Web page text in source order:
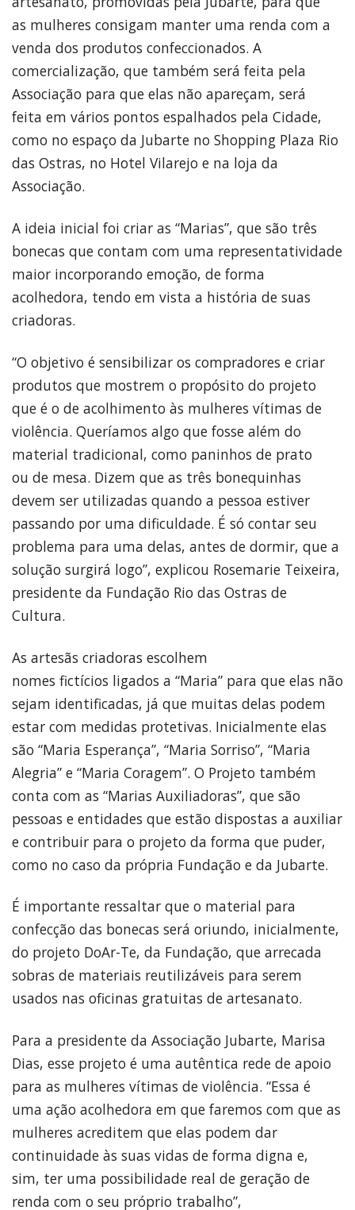
as mulheres consigam manter uma renda com a
venda dos produtos confeccionados. A
comercialização, que também será feita pela
Associação para que elas não apareçam, será
feita em vários pontos espalhados pela Cidade,
como no espaço da Jubarte no Shopping Plaza Rio
das Ostras, no Hotel Vilarejo e na loja da
Associação.
A ideia inicial foi criar as “Marias”, que são três
bonecas que contam com uma representatividade
maior incorporando emoção, de forma
acolhedora, tendo em vista a história de suas
criadoras.
“O objetivo é sensibilizar os compradores e criar
produtos que mostrem o propósito do projeto
que é o de acolhimento às mulheres vítimas de
violência. Queríamos algo que fosse além do
material tradicional, como paninhos de prato
ou de mesa. Dizem que as três bonequinhas
devem ser utilizadas quando a pessoa estiver
passando por uma dificuldade. É só contar seu
problema para uma delas, antes de dormir, que a
solução surgirá logo”, explicou Rosemarie Teixeira,
presidente da Fundação Rio das Ostras de
Cultura.
As artesãs criadoras escolhem
nomes fictícios ligados a “Maria” para que elas não
sejam identificadas, já que muitas delas podem
estar com medidas protetivas. Inicialmente elas
são “Maria Esperança”, “Maria Sorriso”, “Maria
Alegria” e “Maria Coragem”. O Projeto também
conta com as “Marias Auxiliadoras”, que são
pessoas e entidades que estão dispostas a auxiliar
e contribuir para o projeto da forma que puder,
como no caso da própria Fundação e da Jubarte.
É importante ressaltar que o material para
confecção das bonecas será oriundo, inicialmente,
do projeto DoAr-Te, da Fundação, que arrecada
sobras de materiais reutilizáveis para serem
usados nas oficinas gratuitas de artesanato.
Para a presidente da Associação Jubarte, Marisa
Dias, esse projeto é uma autêntica rede de apoio
para as mulheres vítimas de violência. “Essa é
uma ação acolhedora em que faremos com que as
mulheres acreditem que elas podem dar
continuidade às suas vidas de forma digna e,
sim, ter uma possibilidade real de geração de
renda com o seu próprio trabalho”,